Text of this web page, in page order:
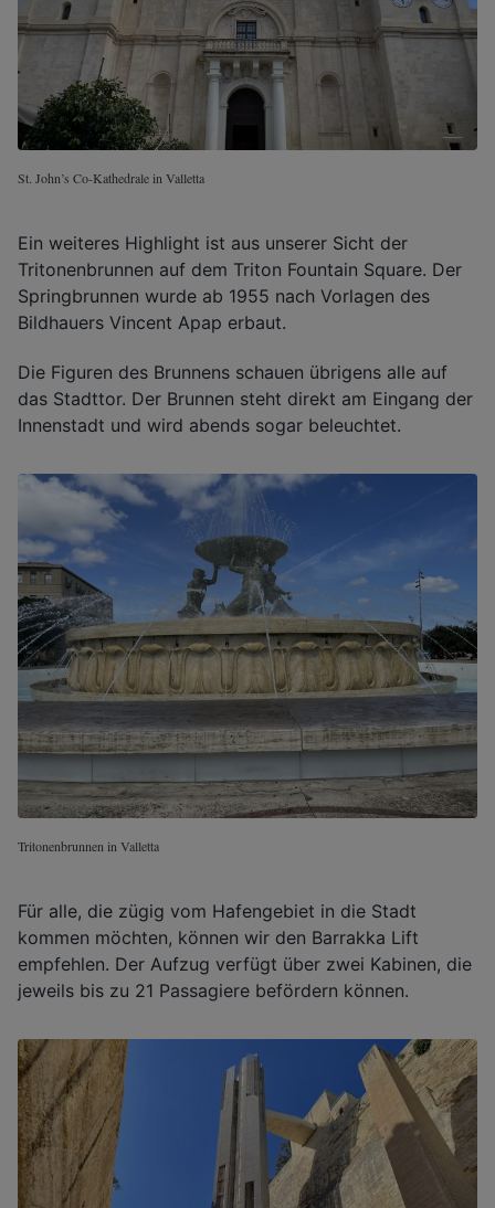
St. John’s Co-Kathedrale in Valletta
Ein weiteres Highlight ist aus unserer Sicht der
Tritonenbrunnen auf dem Triton Fountain Square. Der
Springbrunnen wurde ab 1955 nach Vorlagen des
Bildhauers Vincent Apap erbaut.
Die Figuren des Brunnens schauen übrigens alle auf
das Stadttor. Der Brunnen steht direkt am Eingang der
Innenstadt und wird abends sogar beleuchtet.
Tritonenbrunnen in Valletta
Für alle, die zügig vom Hafengebiet in die Stadt
kommen möchten, können wir den Barrakka Lift
empfehlen. Der Aufzug verfügt über zwei Kabinen, die
jeweils bis zu 21 Passagiere befördern können.